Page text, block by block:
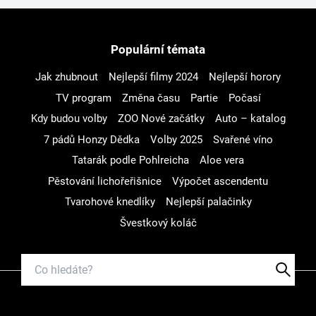
Populární témata
Jak zhubnout Nejlepší filmy 2024
Nejlepší horory
TV program
Změna času Partie
Počasí
Kdy budou volby
ZOO Nové začátky
Auto – katalog
7 pádů Honzy Dědka
Volby 2025
Svařené víno
Tatarák podle Pohlreicha
Aloe vera
Pěstování lichořeřišnice
Výpočet ascendentu
Tvarohové knedlíky
Nejlepší palačinky
Švestkový koláč